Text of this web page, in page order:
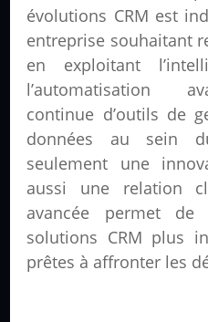
évolutions CRM est
entreprise souhaitant
en exploitant
l’automatisation
continue d’outils de
données au sein
seulement une
aussi une relation
avancée permet
solutions CRM plus
prêtes à affronter les